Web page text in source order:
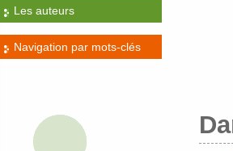
Les auteurs
Navigation par mots-clés